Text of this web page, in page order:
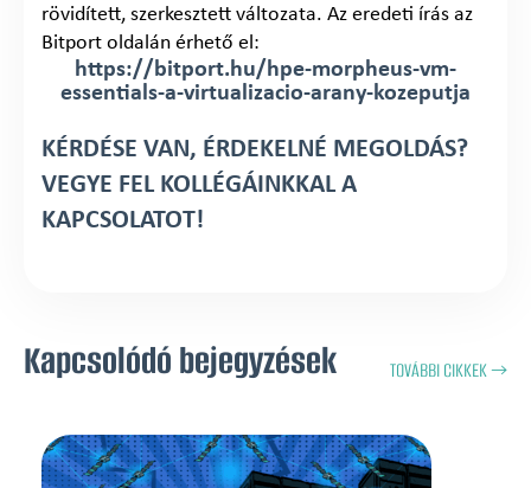
rövidített, szerkesztett változata. Az eredeti írás az
Bitport oldalán érhető el:
https://bitport.hu/hpe-morpheus-vm-
essentials-a-virtualizacio-arany-kozeputja
KÉRDÉSE VAN, ÉRDEKELNÉ MEGOLDÁS?
VEGYE FEL KOLLÉGÁINKKAL A
KAPCSOLATOT!
Kapcsolódó bejegyzések TOVÁBBI CIKKEK →